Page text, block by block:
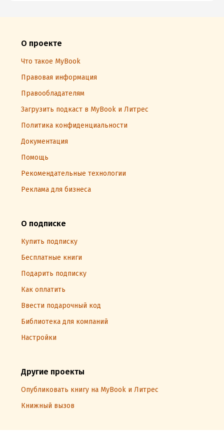
О проекте
Что такое MyBook
Правовая информация
Правообладателям
Загрузить подкаст в MyBook и Литрес
Политика конфиденциальности
Документация
Помощь
Рекомендательные технологии
Реклама для бизнеса
О подписке
Купить подписку
Бесплатные книги
Подарить подписку
Как оплатить
Ввести подарочный код
Библиотека для компаний
Настройки
Другие проекты
Опубликовать книгу на MyBook и Литрес
Книжный вызов